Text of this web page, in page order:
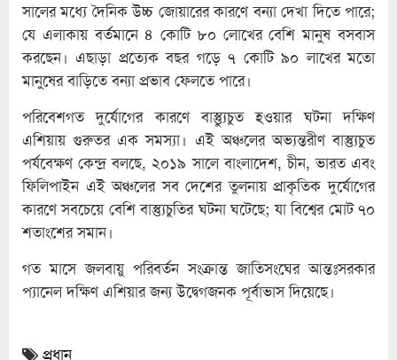
সালের মধ্যে দৈনিক উচ্চ জোয়ারের কারণে বন্যা দেখা দিতে পারে;
যে এলাকায় বর্তমানে ৪ কোটি ৮০ লোখের বেশি মানুষ বসবাস
করছেন। এছাড়া প্রত্যেক বছর গড়ে ৭ কোটি ৯০ লাখের মতো
মানুষের বাড়িতে বন্যা প্রভাব ফেলতে পারে।
পরিবেশগত দুর্যোগের কারণে বাস্ত্যুুচুত হওয়ার ঘটনা দক্ষিণ
এশিয়ায় গুরুতর এক সমস্যা। এই অঞ্চলের অভ্যন্তরীণ বাস্ত্যুচুত
পর্যবেক্ষণ কেন্দ্র বলছে, ২০১৯ সালে বাংলাদেশ, চীন, ভারত এবং
ফিলিপাইন এই অঞ্চলের সব দেশের তুলনায় প্রাকৃতিক দুর্যোগের
কারণে সবচেয়ে বেশি বাস্ত্যুচুতির ঘটনা ঘটেছে; যা বিশ্বের মোট ৭০
শতাংশের সমান।
গত মাসে জলবায়ু পরিবর্তন সংক্রান্ত জাতিসংঘের আন্তঃসরকার
প্যানেল দক্ষিণ এশিয়ার জন্য উদ্বেগজনক পূর্বাভাস দিয়েছে।
প্রধান